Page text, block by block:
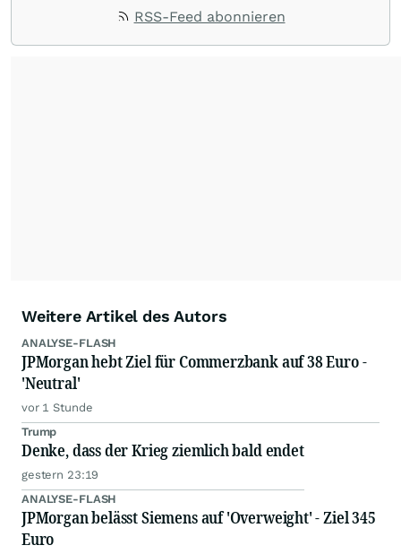
dpa-AFX unabhängig, zuverlässig und schnell
RSS-Feed abonnieren
Weitere Artikel des Autors
ANALYSE-FLASH
JPMorgan hebt Ziel für Commerzbank auf 38 Euro -
'Neutral'
vor 1 Stunde
Trump
Denke, dass der Krieg ziemlich bald endet
gestern 23:19
ANALYSE-FLASH
JPMorgan belässt Siemens auf 'Overweight' - Ziel 345
Euro